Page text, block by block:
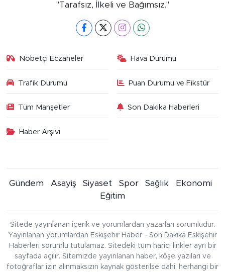
"Tarafsız, İlkeli ve Bağımsız."
Nöbetçi Eczaneler Hava Durumu
Trafik Durumu Puan Durumu ve Fikstür
Tüm Manşetler Son Dakika Haberleri
Haber Arşivi
Gündem Asayiş Siyaset Spor Sağlık
Ekonomi
Eğitim
Sitede yayınlanan içerik ve yorumlardan yazarları sorumludur.
Yayınlanan yorumlardan Eskişehir Haber - Son Dakika Eskişehir
Haberleri sorumlu tutulamaz. Sitedeki tüm harici linkler ayrı bir
sayfada açılır. Sitemizde yayınlanan haber, köşe yazıları ve
fotoğraflar izin alınmaksızın kaynak gösterilse dahi, herhangi bir